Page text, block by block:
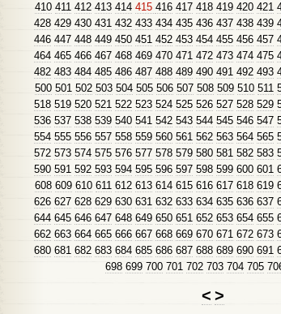
410 411 412 413 414 415 416 417 418 419 420 421
428 429 430 431 432 433 434 435 436 437 438 439
446 447 448 449 450 451 452 453 454 455 456 457
464 465 466 467 468 469 470 471 472 473 474 475
482 483 484 485 486 487 488 489 490 491 492 493
500 501 502 503 504 505 506 507 508 509 510 511
518 519 520 521 522 523 524 525 526 527 528 529
536 537 538 539 540 541 542 543 544 545 546 547
554 555 556 557 558 559 560 561 562 563 564 565
572 573 574 575 576 577 578 579 580 581 582 583
590 591 592 593 594 595 596 597 598 599 600 601
608 609 610 611 612 613 614 615 616 617 618 619
626 627 628 629 630 631 632 633 634 635 636 637
644 645 646 647 648 649 650 651 652 653 654 655
662 663 664 665 666 667 668 669 670 671 672 673
680 681 682 683 684 685 686 687 688 689 690 691
698 699 700 701 702 703 704 705
< >